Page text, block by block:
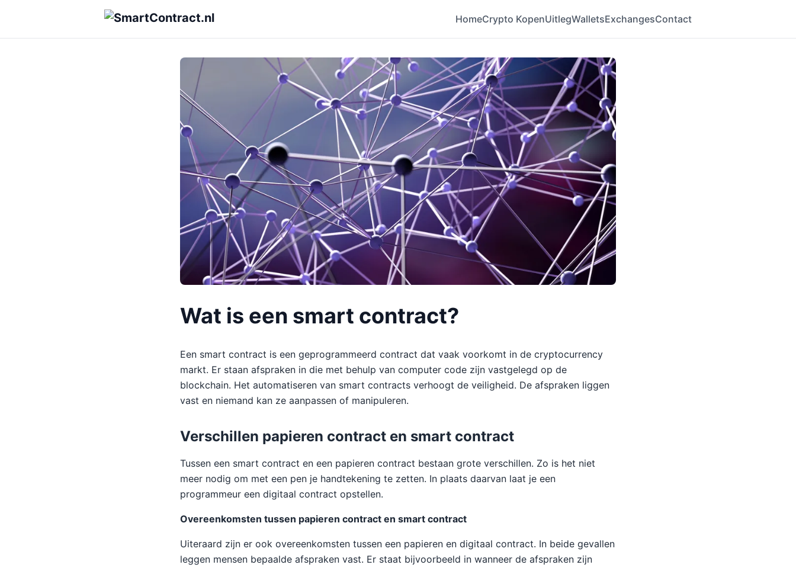
HomeCrypto KopenUitlegWalletsExchangesContact
Wat is een smart contract?
Een smart contract is een geprogrammeerd contract dat vaak voorkomt in de cryptocurrency
markt. Er staan afspraken in die met behulp van computer code zijn vastgelegd op de
blockchain. Het automatiseren van smart contracts verhoogt de veiligheid. De afspraken liggen
vast en niemand kan ze aanpassen of manipuleren.
Verschillen papieren contract en smart contract
Tussen een smart contract en een papieren contract bestaan grote verschillen. Zo is het niet
meer nodig om met een pen je handtekening te zetten. In plaats daarvan laat je een
programmeur een digitaal contract opstellen.
Overeenkomsten tussen papieren contract en smart contract
Uiteraard zijn er ook overeenkomsten tussen een papieren en digitaal contract. In beide gevallen
leggen mensen bepaalde afspraken vast. Er staat bijvoorbeeld in wanneer de afspraken zijn